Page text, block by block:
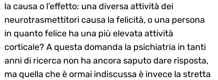
la causa o l’effetto: una diversa attività dei
neurotrasmettitori causa la felicità, o una persona
in quanto felice ha una più elevata attività
corticale? A questa domanda la psichiatria in tanti
anni di ricerca non ha ancora saputo dare risposta,
ma quella che è ormai indiscussa è invece la stretta